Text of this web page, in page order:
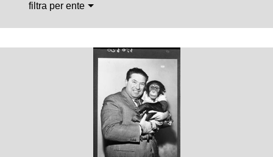
filtra per ente